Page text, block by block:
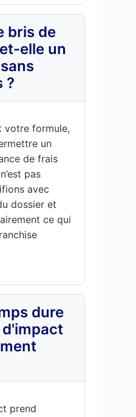
bris de
elle un
?
votre formule,
un
de frais
pas
avec
dossier et
ce qui
dure
prend